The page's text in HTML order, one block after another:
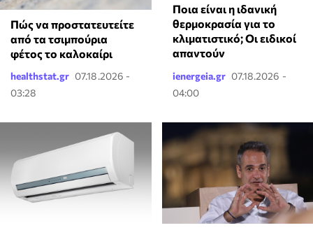
Πώς να προστατευτείτε
από τα τσιμπούρια
φέτος το καλοκαίρι
healthstat.gr 07.18.2026 -
03:28
Ποια είναι η ιδανική
θερμοκρασία για το
κλιματιστικό; Οι ειδικοί
απαντούν
ienergeia.gr 07.18.2026 -
04:00